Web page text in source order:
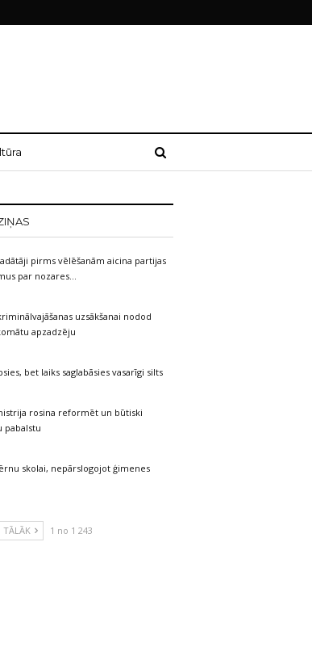
pirms vēlēšanām aicina partijas
par nozares…
uzsākšanai nodod
apzadzēju
bet laiks saglabāsies vasarīgi silts
rosina reformēt un būtiski
pabalstu
skolai, nepārslogojot ģimenes
TĀLĀK 1 no 1 243